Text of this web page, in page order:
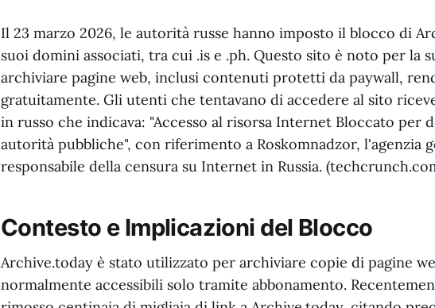
Il 23 marzo 2026, le autorità russe hanno imposto il blocco di
suoi domini associati, tra cui .is e .ph. Questo sito è noto per la
archiviare pagine web, inclusi contenuti protetti da paywall,
gratuitamente. Gli utenti che tentavano di accedere al sito
in russo che indicava: "Accesso al risorsa Internet Bloccato per
autorità pubbliche", con riferimento a Roskomnadzor, l'agenzia
responsabile della censura su Internet in Russia.
Contesto e Implicazioni del Blocco
Archive.today è stato utilizzato per archiviare copie di pagine
normalmente accessibili solo tramite abbonamento.